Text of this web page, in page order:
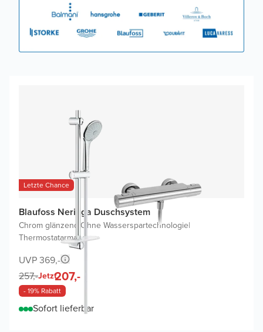
Letzte Chance
Blaufoss Neringa Duschsystem
Chrom glänzend Ohne Wasserspartechnologie|
Thermostatarmatur
UVP 369,-
257,-Jetzt207,-
- 19% Rabatt
Sofort lieferbar